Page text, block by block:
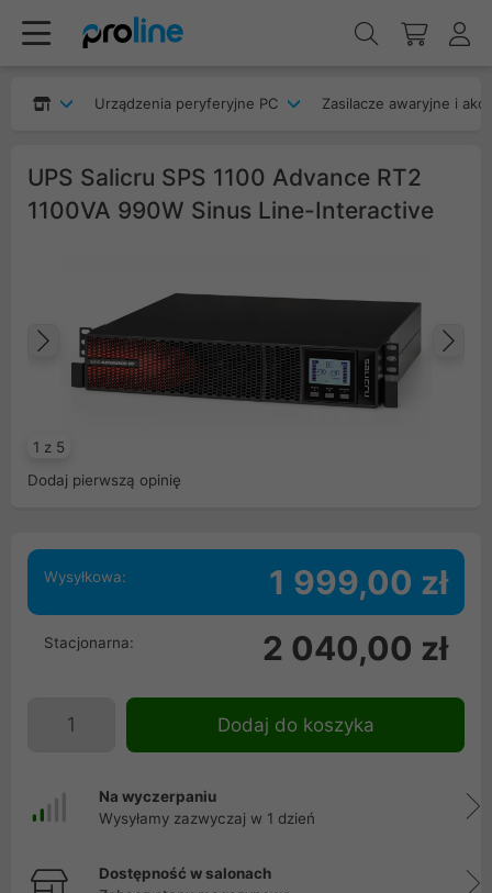
Urządzenia peryferyjne PC Zasilacze awaryjne i
UPS Salicru SPS 1100 Advance RT2
1100VA 990W Sinus Line-Interactive
1 z 5
Poprzedni
Dodaj pierwszą opinię
Wysyłkowa: 1 999,00 zł
Stacjonarna: 2 040,00 zł
Dodaj do koszyka
Na wyczerpaniu
Wysyłamy zazwyczaj w 1 dzień
Dostępność w salonach